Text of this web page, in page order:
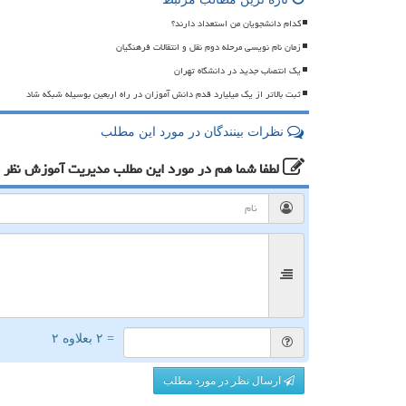
کدام دانشجویان من استعداد دارند؟
زمان نام نویسی مرحله دوم نقل و انتقالات فرهنگیان
یک انتصاب جدید در دانشگاه تهران
ثبت بالاتر از یک میلیارد قدم دانش آموزان در راه اربعین بوسیله شبکه شاد
نظرات بینندگان در مورد این مطلب
لطفا شما همدر مورد این مطلب مدیریت آموزش
= ۲ بعلاوه ۲
ارسال نظر در مورد مطلب